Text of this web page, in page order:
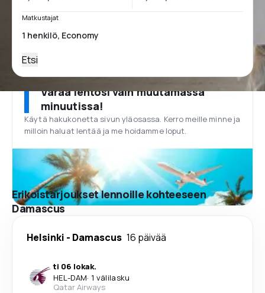
Matkustajat
Etsi
Varaa lentosi vain muutamassa
minuutissa!
Käytä hakukonetta sivun yläosassa. Kerro meille minne ja
milloin haluat lentää ja me hoidamme loput.
Erikoistarjoukset lennoille kohteeseen
Damascus
Helsinki - Damascus 16 päivää
ti 06 lokak.
HEL-DAM· 1 välilasku
Qatar Airways